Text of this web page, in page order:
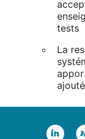
tests
La